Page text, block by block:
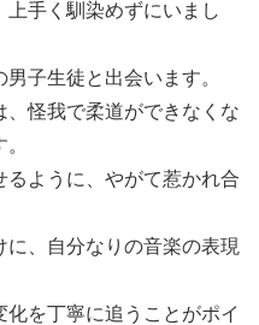
手く馴染めずにいまし
子生徒と出会います。
怪我で柔道ができなくな
るように、やがて惹かれ合
、自分なりの音楽の表現
を丁寧に追うことがポイ